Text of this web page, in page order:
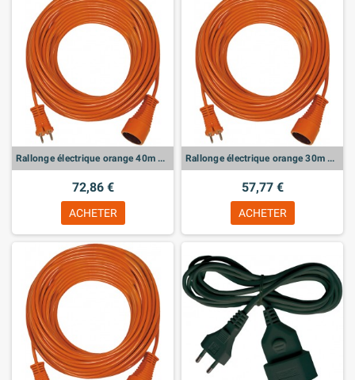
Rallonge électrique orange 40m de câble H05VV-F 2x1,5
72,86 €
ACHETER
Rallonge électrique orange 30m de câble H05VV-F 2x1,5
57,77 €
ACHETER